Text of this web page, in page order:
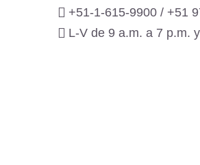
+51-1-615-9900 / +51
L-V de 9 a.m. a 7 p.m.